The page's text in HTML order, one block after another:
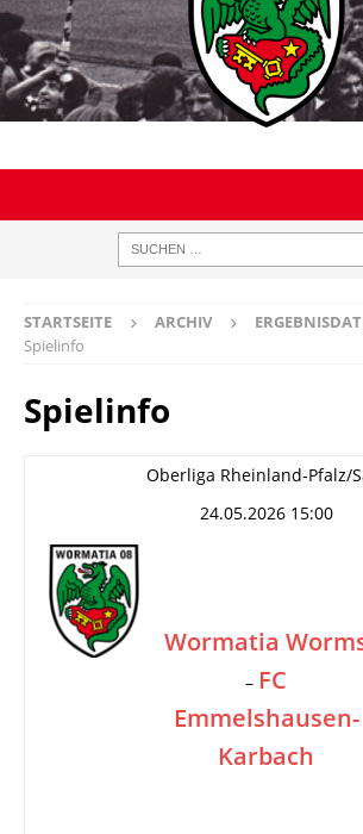
STARTSEITE ARCHIV
Spielinfo
Spielinfo
Oberliga Rheinland-Pfalz/
24.05.2026 15:00
Wormatia
– FC
Emmelshausen-
Karbach